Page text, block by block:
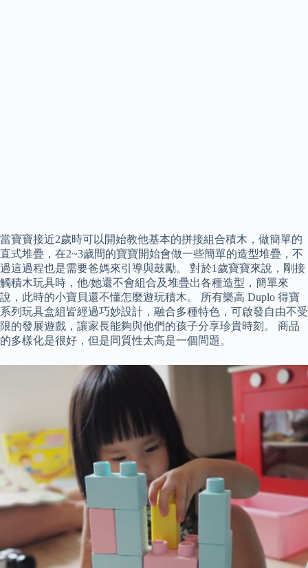
當寶寶接近2歲時可以開始教他基本的拼接組合積木，做簡單的
直式堆疊，在2~3歲間的寶寶開始會做一些簡單的造型堆疊，不
過這過程也是需要爸媽來引導與鼓勵。 對於1歲寶寶來說，剛接
觸積木玩具時，他/她還不會組合及堆疊出各種造型，簡單來
說，此時的小寶貝還不懂怎麼遊玩積木。 所有樂高 Duplo 得寶
系列玩具盒組皆經過巧妙設計，融合多種特色，可啟發自由不受
限的發展遊戲，讓家長能夠與他們的孩子分享珍貴時刻。 商品
的多樣化是很好，但是同質性太高是一個問題。